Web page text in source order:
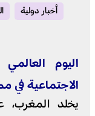
أخبار دولية
اليوم
الاجتماعية في
يخلد المغرب،